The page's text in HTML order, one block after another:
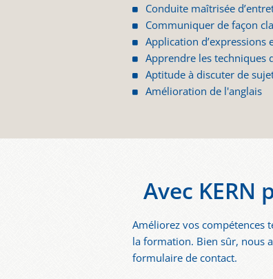
Conduite maîtrisée
Communiquer de façon
Application
Apprendre les techniques
Aptitude à discuter de
Amélioration de l'anglais
Avec
Améliorez vos compétences
la formation. Bien sûr, nous
formulaire de contact.